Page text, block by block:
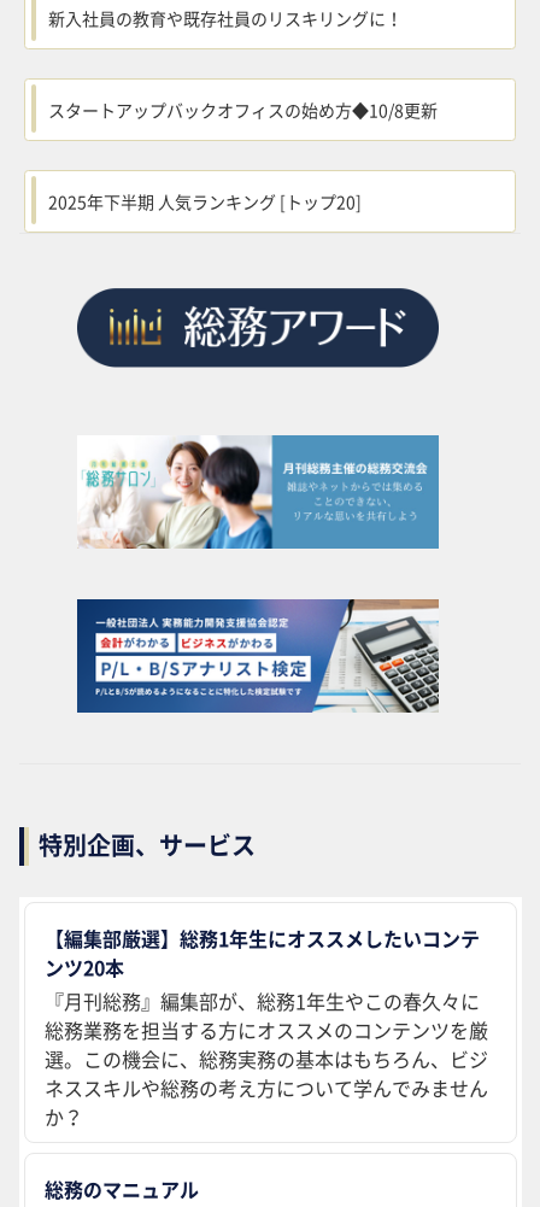
新入社員の教育や既存社員のリスキリングに！
スタートアップバックオフィスの始め方◆10/8更新
2025年下半期 人気ランキング [トップ20]
特別企画、サービス
【編集部厳選】総務1年生にオススメしたいコンテ
ンツ20本
『月刊総務』編集部が、総務1年生やこの春久々に
総務業務を担当する方にオススメのコンテンツを厳
選。この機会に、総務実務の基本はもちろん、ビジ
ネススキルや総務の考え方について学んでみません
か？
総務のマニュアル